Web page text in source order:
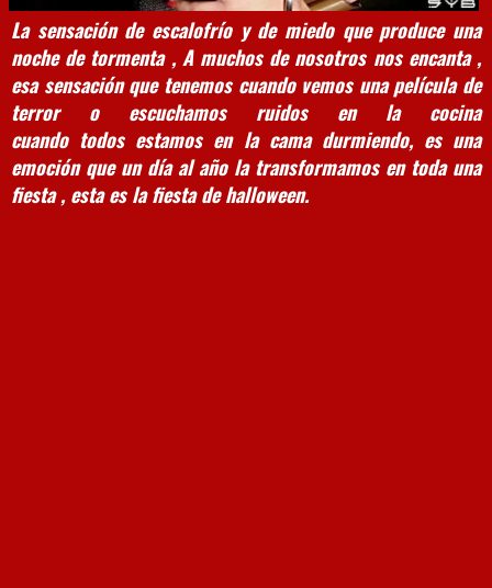
La sensación de escalofrío y de miedo que produce una
noche de tormenta , A muchos de nosotros nos encanta ,
esa sensación que tenemos cuando vemos una película de
terror o escuchamos ruidos en la cocina
cuando todos estamos en la cama durmiendo, es una
emoción que un día al año la transformamos en toda una
fiesta , esta es la fiesta de halloween.